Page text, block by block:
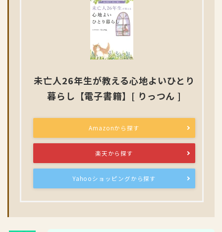
未亡人26年生が教える心地よいひとり
暮らし【電子書籍】[ りっつん ]
Amazonから探す
楽天から探す
Yahooショッピングから探す